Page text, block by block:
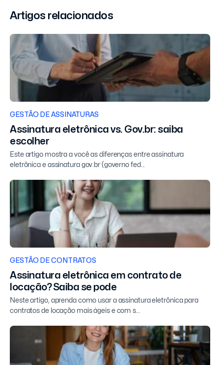
Artigos relacionados
GESTÃO DE ASSINATURAS
Assinatura eletrônica vs. Gov.br: saiba
escolher
Este artigo mostra a você as diferenças entre assinatura
eletrônica e assinatura gov.br (governo fed...
GESTÃO DE CONTRATOS
Assinatura eletrônica em contrato de
locação? Saiba se pode
Neste artigo, aprenda como usar a assinatura eletrônica para
contratos de locação mais ágeis e com s...